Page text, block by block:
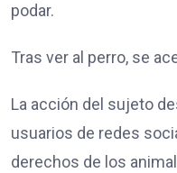
podar.
Tras ver al perro, se
La acción del sujeto
usuarios de redes
derechos de los